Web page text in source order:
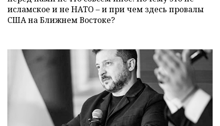
исламское и не НАТО – и при чем здесь провалы
США на Ближнем Востоке?